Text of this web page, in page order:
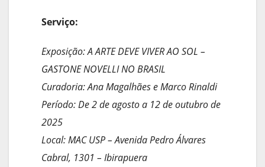
Serviço:
Exposição: A ARTE DEVE VIVER AO SOL –
GASTONE NOVELLI NO BRASIL
Curadoria: Ana Magalhães e Marco Rinaldi
Período: De 2 de agosto a 12 de outubro de
2025
Local: MAC USP – Avenida Pedro Álvares
Cabral, 1301 – Ibirapuera